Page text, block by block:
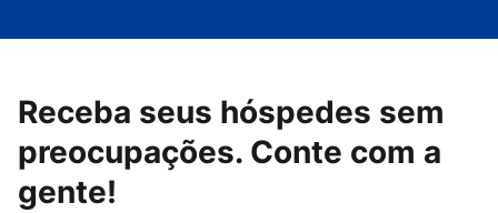
Receba seus hóspedes sem
preocupações. Conte com a
gente!